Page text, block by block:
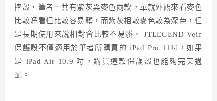
摔殼，筆者一共有紫灰與麥色兩款，單就外觀來看麥色
比較好看但比較容易髒，而紫灰相較麥色較為深色，但
是長期使用來說相對會比較不易髒。 JTLEGEND Vein
保護殼不僅適用於筆者所購買的 iPad Pro 11吋，如果
是 iPad Air 10.9 吋，購買這款保護殼也能夠完美適
配。